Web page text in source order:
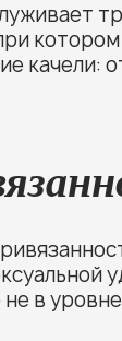
качели:
в